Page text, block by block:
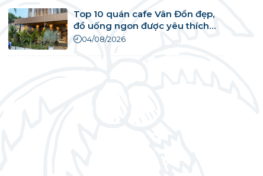
Top 10 quán cafe Vân Đồn đẹp,
đồ uống ngon được yêu thích
nhất
04/08/2026